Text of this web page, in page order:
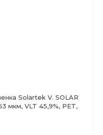
Solartek V. SOLAR
мкм, VLT 45,9%, PET,